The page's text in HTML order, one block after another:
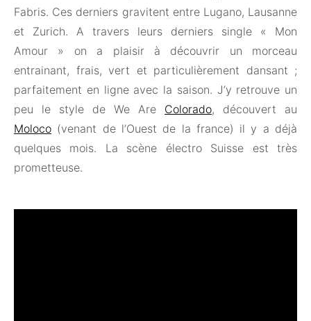
Fabris. Ces derniers gravitent entre Lugano, Lausanne
et Zurich. A travers leurs derniers single « Mon
Amour » on a plaisir à découvrir un morceau
entrainant, frais, vert et particulièrement dansant ;
parfaitement en ligne avec la saison. J’y retrouve un
peu le style de We Are Colorado, découvert au
Moloco (venant de l’Ouest de la france) il y a déjà
quelques mois. La scène électro Suisse est très
prometteuse.